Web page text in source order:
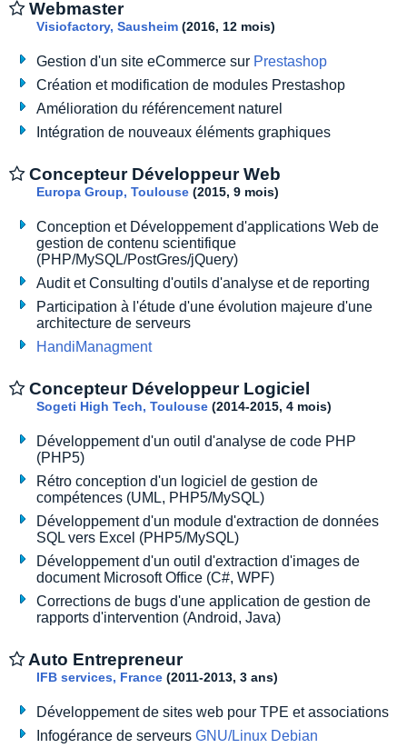
Webmaster
Visiofactory, Sausheim (2016, 12 mois)
Gestion d'un site eCommerce sur Prestashop
Création et modification de modules Prestashop
Amélioration du référencement naturel
Intégration de nouveaux éléments graphiques
Concepteur Développeur Web
Europa Group, Toulouse (2015, 9 mois)
Conception et Développement d'applications Web de
gestion de contenu scientifique
(PHP/MySQL/PostGres/jQuery)
Audit et Consulting d'outils d'analyse et de reporting
Participation à l'étude d'une évolution majeure d'une
architecture de serveurs
HandiManagment
Concepteur Développeur Logiciel
Sogeti High Tech, Toulouse (2014-2015, 4 mois)
Développement d'un outil d'analyse de code PHP
(PHP5)
Rétro conception d'un logiciel de gestion de
compétences (UML, PHP5/MySQL)
Développement d'un module d'extraction de données
SQL vers Excel (PHP5/MySQL)
Développement d'un outil d'extraction d'images de
document Microsoft Office (C#, WPF)
Corrections de bugs d'une application de gestion de
rapports d'intervention (Android, Java)
Auto Entrepreneur
IFB services, France (2011-2013, 3 ans)
Développement de sites web pour TPE et associations
Infogérance de serveurs GNU/Linux Debian